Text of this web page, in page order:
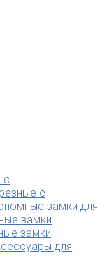
с
с
замки для
замки
замки
для